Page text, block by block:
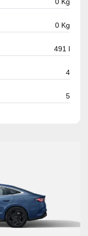
0 Kg
0 Kg
491 l
4
5